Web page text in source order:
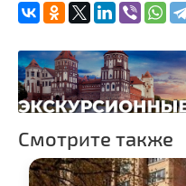
Ночные клубы
Бильярд
Казино
универмаги
Фирменные магазины,
бутики
Смотрите также